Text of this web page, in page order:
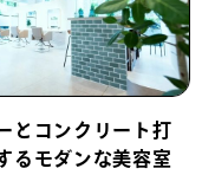
とコンクリート打
るモダンな美容室